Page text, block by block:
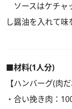
ソースはケチャ
し醤油を入れて味
■材料(1人分)
【ハンバーグ(肉だ
・合い挽き肉：